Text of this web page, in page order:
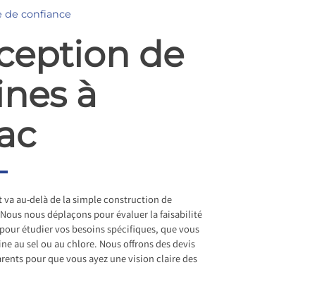
de confiance
de
à
va au-delà de la simple construction de
nous déplaçons pour évaluer la faisabilité
étudier vos besoins spécifiques, que vous
au sel ou au chlore. Nous offrons des devis
pour que vous ayez une vision claire des